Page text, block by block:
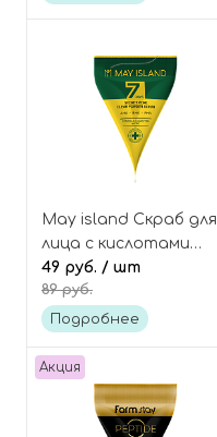
May island Скраб для
лица с кислотами
пирамидка 7 Days
secret pore clear
powder scrub
49 руб. / шт
89 руб.
Подробнее
Акция